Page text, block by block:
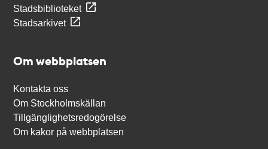
Stadsbiblioteket
Stadsarkivet
Om webbplatsen
Kontakta oss
Om Stockholmskällan
Tillgänglighetsredogörelse
Om kakor på webbplatsen